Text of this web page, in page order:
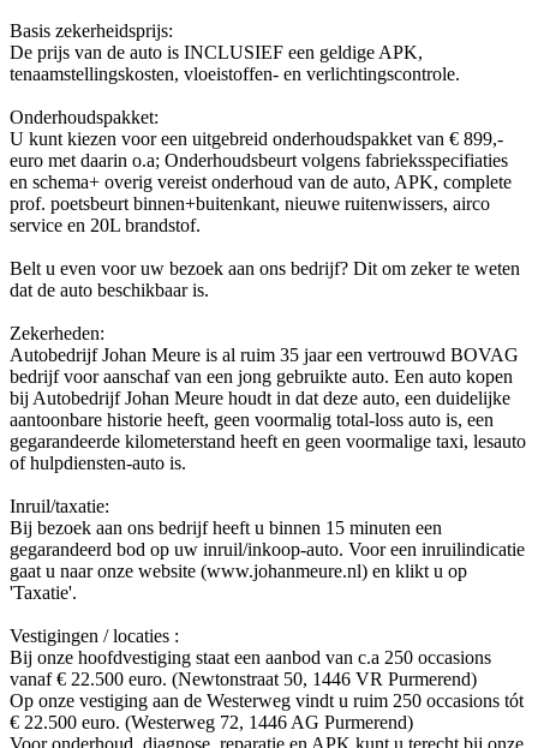
Basis zekerheidsprijs:
De prijs van de auto is INCLUSIEF een geldige APK,
tenaamstellingskosten, vloeistoffen- en verlichtingscontrole.
Onderhoudspakket:
U kunt kiezen voor een uitgebreid onderhoudspakket van € 899,-
euro met daarin o.a; Onderhoudsbeurt volgens fabrieksspecifiaties
en schema+ overig vereist onderhoud van de auto, APK, complete
prof. poetsbeurt binnen+buitenkant, nieuwe ruitenwissers, airco
service en 20L brandstof.
Belt u even voor uw bezoek aan ons bedrijf? Dit om zeker te weten
dat de auto beschikbaar is.
Zekerheden:
Autobedrijf Johan Meure is al ruim 35 jaar een vertrouwd BOVAG
bedrijf voor aanschaf van een jong gebruikte auto. Een auto kopen
bij Autobedrijf Johan Meure houdt in dat deze auto, een duidelijke
aantoonbare historie heeft, geen voormalig total-loss auto is, een
gegarandeerde kilometerstand heeft en geen voormalige taxi, lesauto
of hulpdiensten-auto is.
Inruil/taxatie:
Bij bezoek aan ons bedrijf heeft u binnen 15 minuten een
gegarandeerd bod op uw inruil/inkoop-auto. Voor een inruilindicatie
gaat u naar onze website (www.johanmeure.nl) en klikt u op
'Taxatie'.
Vestigingen / locaties :
Bij onze hoofdvestiging staat een aanbod van c.a 250 occasions
vanaf € 22.500 euro. (Newtonstraat 50, 1446 VR Purmerend)
Op onze vestiging aan de Westerweg vindt u ruim 250 occasions tót
€ 22.500 euro. (Westerweg 72, 1446 AG Purmerend)
Voor onderhoud, diagnose, reparatie en APK kunt u terecht bij onze